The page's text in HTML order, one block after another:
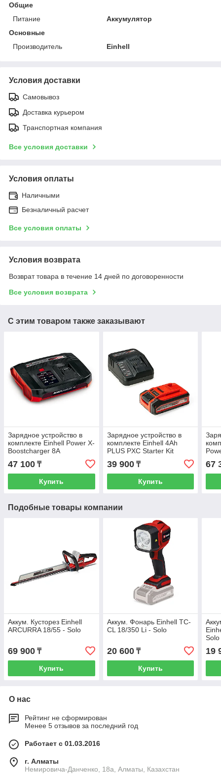
Общие
Питание
Аккумулятор
Основные
Производитель
Einhell
Условия доставки
Самовывоз
Доставка курьером
Транспортная компания
Все условия доставки
Условия оплаты
Наличными
Безналичный расчет
Все условия оплаты
Условия возврата
Возврат товара в течение 14 дней по договоренности
Все условия возврата
С этим товаром также заказывают
Зарядное устройство в
комплекте Einhell Power X-
Boostcharger 8A
47 100 ₸
Купить
Зарядное устройство в
комплекте Einhell 4Ah
PLUS PXC Starter Kit
39 900₸
Купить
67
Подобные товары компании
Аккум. Кусторез Einhell
ARCURRA 18/55 - Solo
69 900 ₸
Купить
Аккум. Фонарь Einhell TC-
CL 18/350 Li - Solo
20 600₸
Купить
Solo
19
О нас
Рейтинг не сформирован
Менее 5 отзывов за последний год
Работает с 01.03.2016
г. Алматы
Немировича-Данченко, 18а, Алматы, Казахстан